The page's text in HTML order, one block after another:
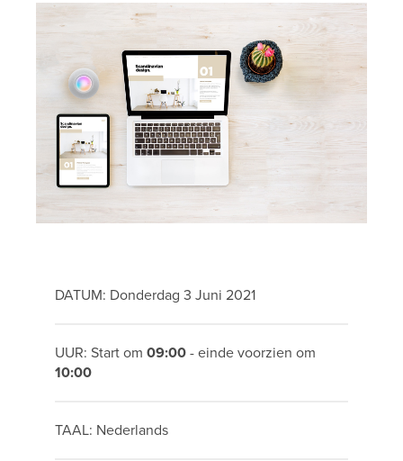
DATUM: Donderdag 3 Juni 2021
UUR: Start om 09:00- einde voorzien om
10:00
TAAL: Nederlands